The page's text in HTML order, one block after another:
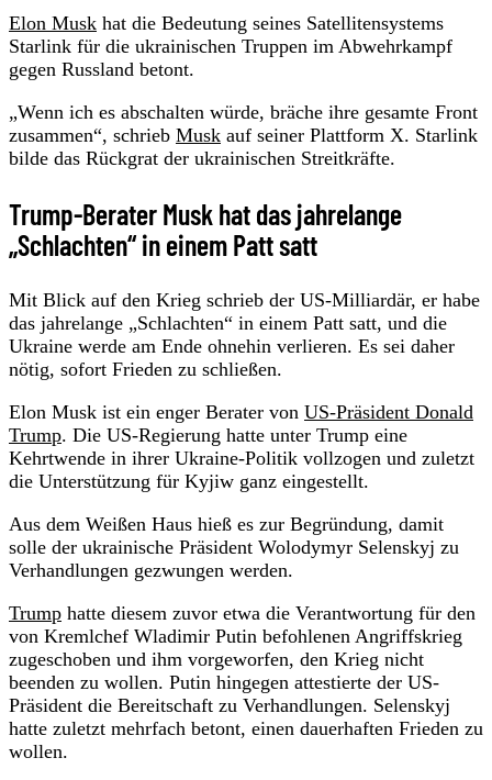
Elon Musk hat die Bedeutung seines Satellitensystems
Starlink für die ukrainischen Truppen im Abwehrkampf
gegen Russland betont.
„Wenn ich es abschalten würde, bräche ihre gesamte Front
zusammen“, schrieb Musk auf seiner Plattform X. Starlink
bilde das Rückgrat der ukrainischen Streitkräfte.
Trump-Berater Musk hat das jahrelange
„Schlachten“ in einem Patt satt
Mit Blick auf den Krieg schrieb der US-Milliardär, er habe
das jahrelange „Schlachten“ in einem Patt satt, und die
Ukraine werde am Ende ohnehin verlieren. Es sei daher
nötig, sofort Frieden zu schließen.
Elon Musk ist ein enger Berater von US-Präsident Donald
Trump. Die US-Regierung hatte unter Trump eine
Kehrtwende in ihrer Ukraine-Politik vollzogen und zuletzt
die Unterstützung für Kyjiw ganz eingestellt.
Aus dem Weißen Haus hieß es zur Begründung, damit
solle der ukrainische Präsident Wolodymyr Selenskyj zu
Verhandlungen gezwungen werden.
Trump hatte diesem zuvor etwa die Verantwortung für den
von Kremlchef Wladimir Putin befohlenen Angriffskrieg
zugeschoben und ihm vorgeworfen, den Krieg nicht
beenden zu wollen. Putin hingegen attestierte der US-
Präsident die Bereitschaft zu Verhandlungen. Selenskyj
hatte zuletzt mehrfach betont, einen dauerhaften Frieden zu
wollen.